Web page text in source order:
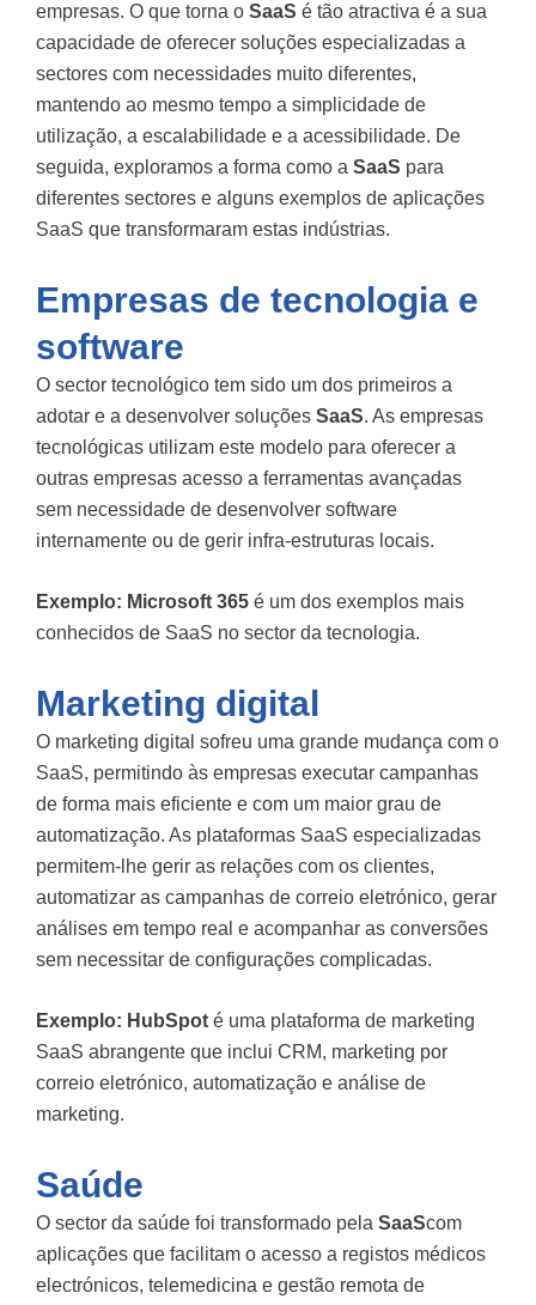
empresas. O que torna o SaaS é tão atractiva é a sua
capacidade de oferecer soluções especializadas a
sectores com necessidades muito diferentes,
mantendo ao mesmo tempo a simplicidade de
utilização, a escalabilidade e a acessibilidade. De
seguida, exploramos a forma como a SaaS para
diferentes sectores e alguns exemplos de aplicações
SaaS que transformaram estas indústrias.
Empresas de tecnologia e
software
O sector tecnológico tem sido um dos primeiros a
adotar e a desenvolver soluções SaaS. As empresas
tecnológicas utilizam este modelo para oferecer a
outras empresas acesso a ferramentas avançadas
sem necessidade de desenvolver software
internamente ou de gerir infra-estruturas locais.
Exemplo: Microsoft 365 é um dos exemplos mais
conhecidos de SaaS no sector da tecnologia.
Marketing digital
O marketing digital sofreu uma grande mudança com o
SaaS, permitindo às empresas executar campanhas
de forma mais eficiente e com um maior grau de
automatização. As plataformas SaaS especializadas
permitem-lhe gerir as relações com os clientes,
automatizar as campanhas de correio eletrónico, gerar
análises em tempo real e acompanhar as conversões
sem necessitar de configurações complicadas.
Exemplo: HubSpot é uma plataforma de marketing
SaaS abrangente que inclui CRM, marketing por
correio eletrónico, automatização e análise de
marketing.
Saúde
O sector da saúde foi transformado pela SaaScom
aplicações que facilitam o acesso a registos médicos
electrónicos, telemedicina e gestão remota de